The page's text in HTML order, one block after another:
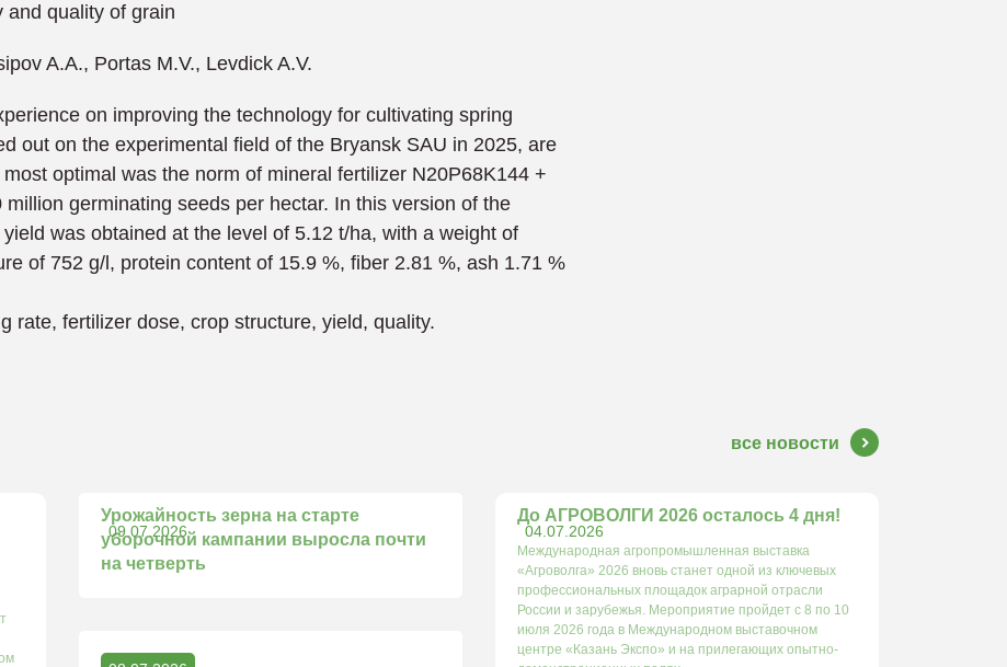
and quality of grain
A.A., Portas M.V., Levdick A.V.
on improving the technology for cultivating spring
out on the experimental field of the Bryansk SAU in 2025, are
optimal was the norm of mineral fertilizer N20P68K144 +
germinating seeds per hectar. In this version of the
was obtained at the level of 5.12 t/ha, with a weight of
of 752 g/l, protein content of 15.9 %, fiber 2.81 %, ash 1.71 %
rate, fertilizer dose, crop structure, yield, quality.
все новости
09.07.2026
Урожайность зерна на старте
уборочной кампании выросла почти
на четверть
04.07.2026
До АГРОВОЛГИ 2026 осталось 4 дня!
Международная агропромышленная выставка
«Агроволга» 2026 вновь станет одной из ключевых
профессиональных площадок аграрной отрасли
России и зарубежья. Мероприятие пройдет с 8 по 10
июля 2026 года в Международном выставочном
центре «Казань Экспо» и на прилегающих опытно-